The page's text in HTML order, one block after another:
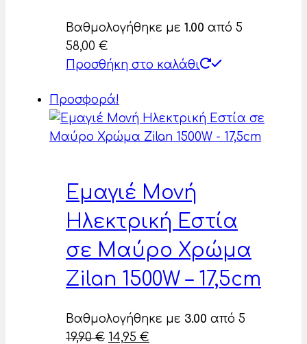
Βαθμολογήθηκε με 1.00 από 5
58,00 €
Προσθήκη στο καλάθι
Προσφορά!
Εμαγιέ Μονή
Ηλεκτρική Εστία
σε Μαύρο Χρώμα
Zilan 1500W – 17,5cm
Βαθμολογήθηκε με 3.00 από 5
19,90€ Original
14,95 €